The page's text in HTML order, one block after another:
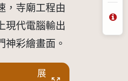
，寺廟工程由
現代電腦輸出
彩繪畫面。
展